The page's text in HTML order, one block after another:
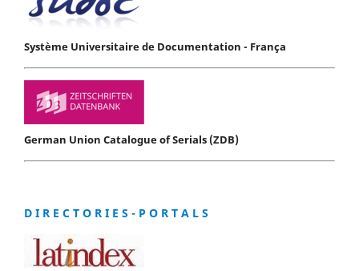
Système Universitaire de Documentation - França
German Union Catalogue of Serials (ZDB)
D I R E C T O R I E S - P O R T A L S